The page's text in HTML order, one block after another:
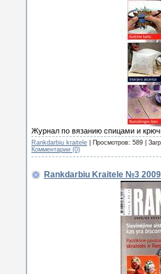
Журнал по вязанию спицами и
Rankdarbiu kraitele | Просмотров: 589 |
Комментарии (0)
Rankdarbiu Kraitele №3 2009